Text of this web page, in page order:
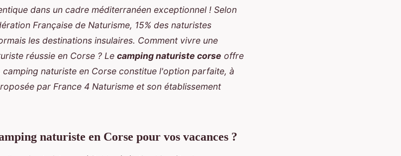
dans un cadre méditerranéen exceptionnel ! Selon
Française de Naturisme, 15% des naturistes
les destinations insulaires. Comment vivre une
réussie en Corse ? Le camping naturiste corse offre
camping naturiste en Corse constitue l'option parfaite, à
par France 4 Naturisme et son établissement
naturiste en Corse pour vos vacances ?